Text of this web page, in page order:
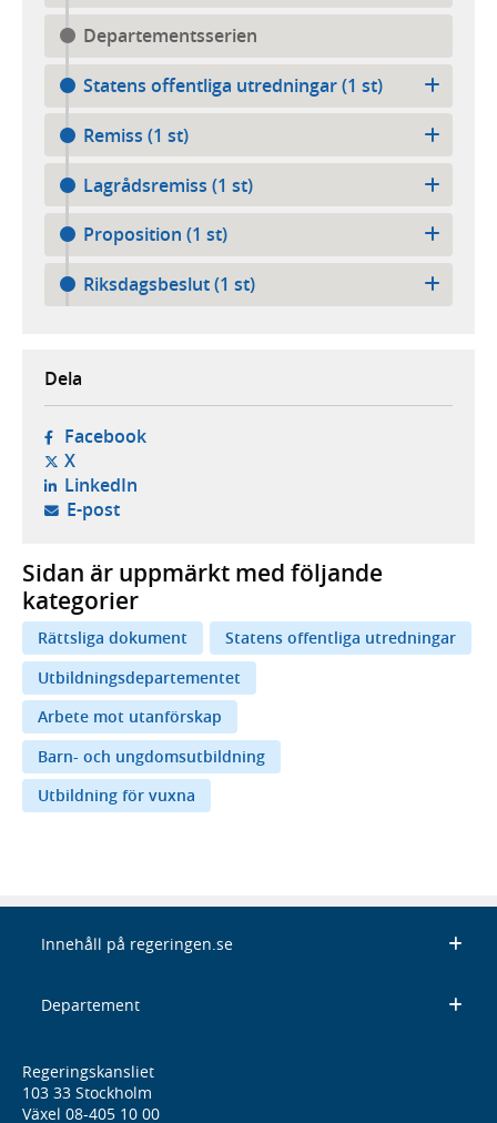
Departementsserien
Statens offentliga utredningar (1 st)
Remiss (1 st)
Lagrådsremiss (1 st)
Proposition (1 st)
Riksdagsbeslut (1 st)
Dela
Facebook- öppnas i ny flik, extern webbplats,
X- öppnas i ny flik, extern webbplats,
LinkedIn- öppnas i ny flik, extern webbplats,
E-post- öppnar din e-postklient,
Sidan är uppmärkt med följande
kategorier
Rättsliga dokument
Statens offentliga utredningar
Utbildningsdepartementet
Arbete mot utanförskap
Barn- och ungdomsutbildning
Utbildning för vuxna
Innehåll på regeringen.se
Departement
Regeringskansliet
103 33 Stockholm
Växel 08-405 10 00